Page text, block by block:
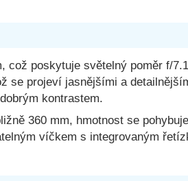
což poskytuje světelný poměr f/
se projeví jasnějšími a
kontrastem.
360 mm, hmotnost se pohybuje
víčkem s integrovaným